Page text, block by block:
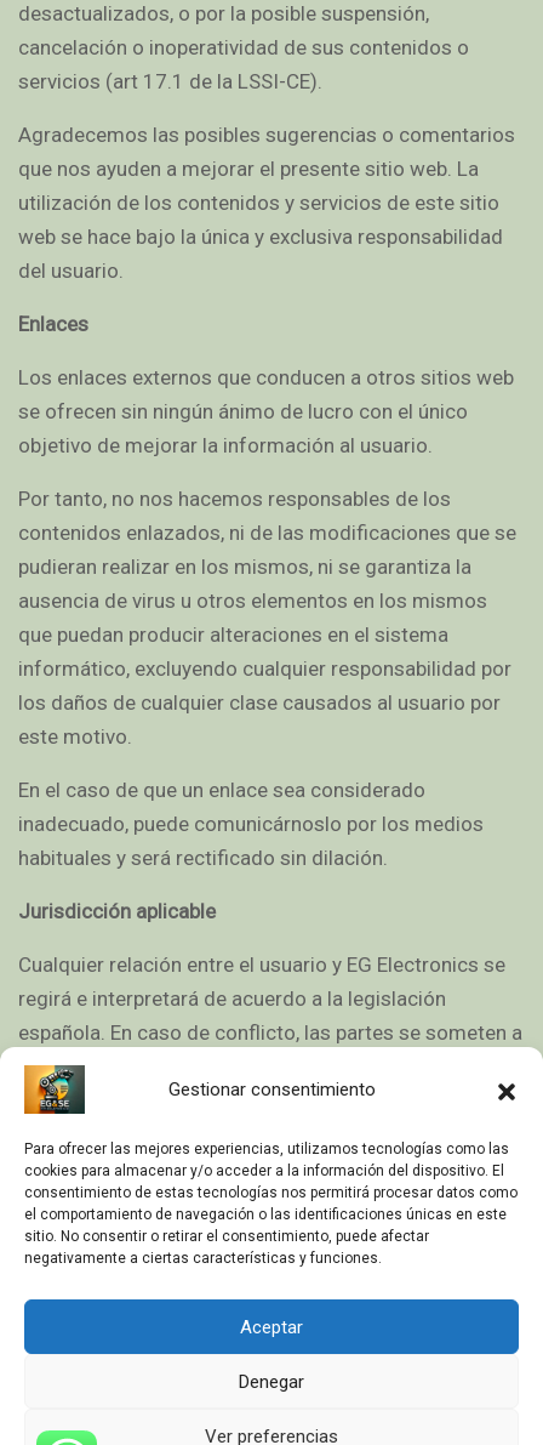
Gestionar consentimiento
Para ofrecer las mejores experiencias, utilizamos tecnologías como las
cookies para almacenar y/o acceder a la información del dispositivo. El
consentimiento de estas tecnologías nos permitirá procesar datos como
el comportamiento de navegación o las identificaciones únicas en este
sitio. No consentir o retirar el consentimiento, puede afectar
negativamente a ciertas características y funciones.
Aceptar
Denegar
Ver preferencias
desactualizados, o por la posible suspensión,
cancelación o inoperatividad de sus contenidos o
servicios (art 17.1 de la LSSI-CE).
Agradecemos las posibles sugerencias o comentarios
que nos ayuden a mejorar el presente sitio web. La
utilización de los contenidos y servicios de este sitio
web se hace bajo la única y exclusiva responsabilidad
del usuario.
Enlaces
Los enlaces externos que conducen a otros sitios web
se ofrecen sin ningún ánimo de lucro con el único
objetivo de mejorar la información al usuario.
Por tanto, no nos hacemos responsables de los
contenidos enlazados, ni de las modificaciones que se
pudieran realizar en los mismos, ni se garantiza la
ausencia de virus u otros elementos en los mismos
que puedan producir alteraciones en el sistema
informático, excluyendo cualquier responsabilidad por
los daños de cualquier clase causados al usuario por
este motivo.
En el caso de que un enlace sea considerado
inadecuado, puede comunicárnoslo por los medios
habituales y será rectificado sin dilación.
Jurisdicción aplicable
Cualquier relación entre el usuario y EG Electronics se
regirá e interpretará de acuerdo a la legislación
española. En caso de conflicto, las partes se someten a
los Juzgados y Tribunales que resulten competentes
en cada momento y siempre que la legislación aplicable
someterán voluntariamente a los Juzgados y
Tribunales de Valladolid. Para solicitar una aclaración o
enviar una sugerencia, alabanza, queja o comentario,
sugerimos el envío de un correo electrónico a
administracion@egelectronics.es.